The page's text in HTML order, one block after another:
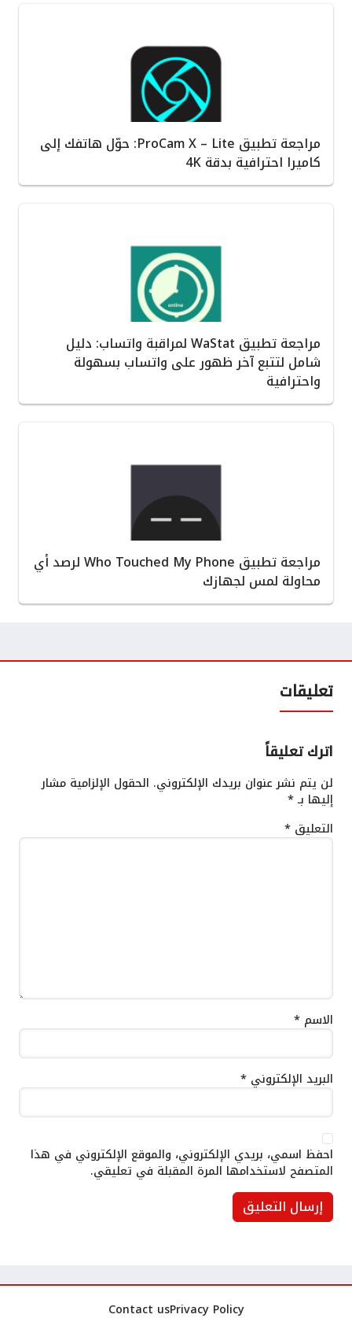
مراجعة تطبيق ProCam X – Lite: حوّل هاتفك إلى
كاميرا احترافية بدقة 4K
مراجعة تطبيق WaStat لمراقبة واتساب: دليل
شامل لتتبع آخر ظهور على واتساب بسهولة
واحترافية
مراجعة تطبيق Who Touched My Phone لرصد أي
محاولة لمس لجهازك
تعليقات
اترك تعليقاً
لن يتم نشر عنوان بريدك الإلكتروني. الحقول الإلزامية مشار
إليها بـ*
التعليق *
الاسم *
البريد الإلكتروني *
احفظ اسمي، بريدي الإلكتروني، والموقع الإلكتروني في هذا
المتصفح لاستخدامها المرة المقبلة في تعليقي.
Privacy Policy
Contact us